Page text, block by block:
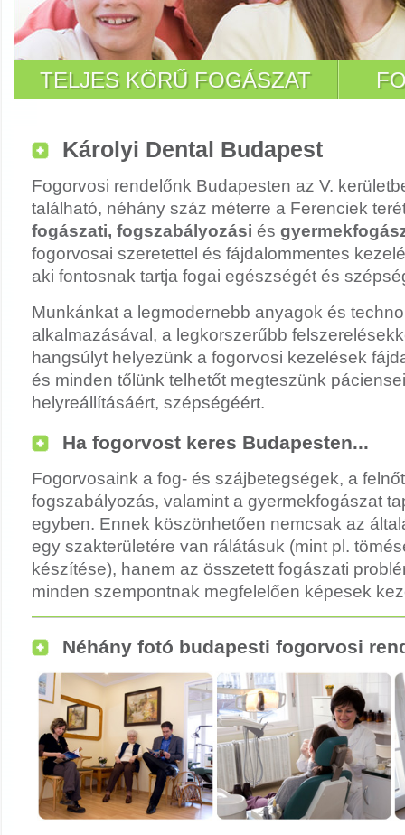
TELJES KÖRŰ FOGÁSZAT
Károlyi Dental Budapest
Fogorvosi rendelőnk Budapesten az V.
található, néhány száz méterre a Ferenciek
fogászati, fogszabályozási és
fogorvosai szeretettel és fájdalommentes
aki fontosnak tartja fogai egészségét és
Munkánkat a legmodernebb anyagok és
alkalmazásával, a legkorszerűbb
hangsúlyt helyezünk a fogorvosi kezelések
és minden tőlünk telhetőt megteszünk
helyreállításáért, szépségéért.
Ha fogorvost keres Budapesten...
Fogorvosaink a fog- és szájbetegségek, a
fogszabályozás, valamint a gyermekfogászat
egyben. Ennek köszönhetően nemcsak az
egy szakterületére van rálátásuk (mint pl.
készítése), hanem az összetett fogászati
minden szempontnak megfelelően képesek
Néhány fotó budapesti fogorvosi